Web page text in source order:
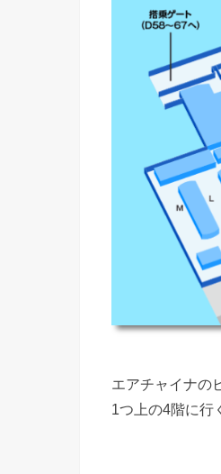
エアチャイナの
1つ上の4階に行